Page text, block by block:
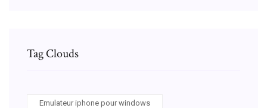
Tag Clouds
Emulateur iphone pour windows